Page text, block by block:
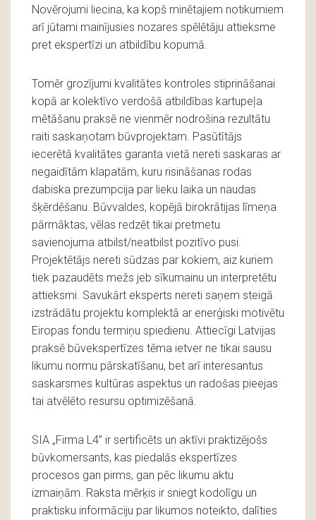
Novērojumi liecina, ka kopš minētajiem notikumiem
arī jūtami mainījusies nozares spēlētāju attieksme
pret ekspertīzi un atbildību kopumā.
Tomēr grozījumi kvalitātes kontroles stiprināšanai
kopā ar kolektīvo verdošā atbildības kartupeļa
mētāšanu praksē ne vienmēr nodrošina rezultātu
raiti saskaņotam būvprojektam. Pasūtītājs
iecerētā kvalitātes garanta vietā nereti saskaras ar
negaidītām klapatām, kuru risināšanas rodas
dabiska prezumpcija par lieku laika un naudas
šķērdēšanu. Būvvaldes, kopējā birokrātijas līmeņa
pārmāktas, vēlas redzēt tikai pretmetu
savienojuma atbilst/neatbilst pozitīvo pusi.
Projektētājs nereti sūdzas par kokiem, aiz kuriem
tiek pazaudēts mežs jeb sīkumainu un interpretētu
attieksmi. Savukārt eksperts nereti saņem steigā
izstrādātu projektu komplektā ar enerģiski motivētu
Eiropas fondu termiņu spiedienu. Attiecīgi Latvijas
praksē būvekspertīzes tēma ietver ne tikai sausu
likumu normu pārskatīšanu, bet arī interesantus
saskarsmes kultūras aspektus un radošas pieejas
tai atvēlēto resursu optimizēšanā.
SIA „Firma L4” ir sertificēts un aktīvi praktizējošs
būvkomersants, kas piedalās ekspertīzes
procesos gan pirms, gan pēc likumu aktu
izmaiņām. Raksta mērķis ir sniegt kodolīgu un
praktisku informāciju par likumos noteikto, dalīties